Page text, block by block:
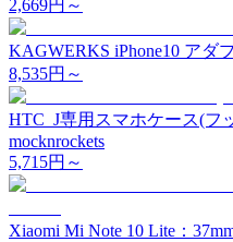
2,669円～
KAGWERKS iPhone10 アダ
8,535円～
HTC_J専用スマホケース(フ
mocknrockets
5,715円～
Xiaomi Mi Note 10 Lite：